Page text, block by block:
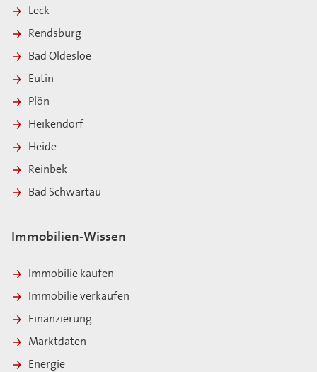
Leck
Rendsburg
Bad Oldesloe
Eutin
Plön
Heikendorf
Heide
Reinbek
Bad Schwartau
Immobilien-Wissen
Immobilie kaufen
Immobilie verkaufen
Finanzierung
Marktdaten
Energie